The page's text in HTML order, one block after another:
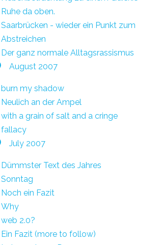
Ruhe da oben.
Saarbrücken - wieder ein Punkt zum
Abstreichen
Der ganz normale Alltagsrassismus
August 2007
burn my shadow
Neulich an der Ampel
with a grain of salt and a cringe
fallacy
July 2007
Dümmster Text des Jahres
Sonntag
Noch ein Fazit
Why
web 2.0?
Ein Fazit (more to follow)